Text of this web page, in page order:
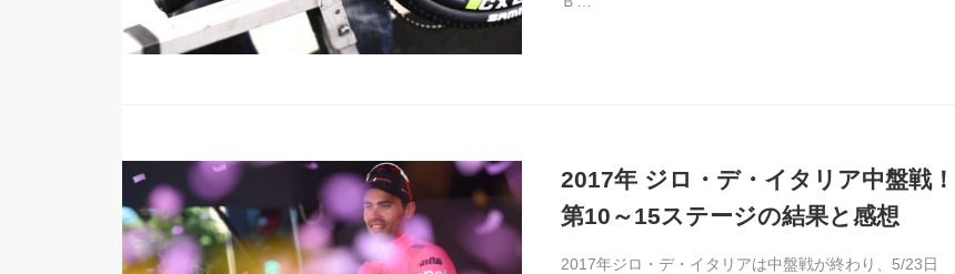
2017年 ジロ・デ・イタリア中盤戦！
第10～15ステージの結果と感想
2017年ジロ・デ・イタリアは中盤戦が終わり、5/23日